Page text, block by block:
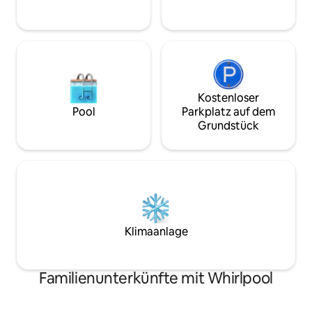
musst mindestens 25 Jahre alt sein, um
Pool
Kostenloser
Parkplatz auf dem
Grundstück
Klimaanlage
Familienunterkünfte mit Whirlpool